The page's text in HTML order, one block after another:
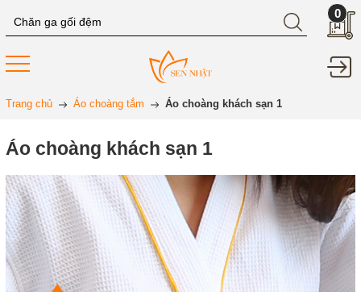
0
Trang chủ Áo choàng tắm Áo choàng khách sạn 1
Áo choàng khách sạn 1